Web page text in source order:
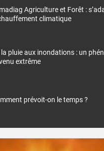
Agriculture et Forêt :
climatique
la pluie aux inondations : un
extrême
prévoit-on le temps ?